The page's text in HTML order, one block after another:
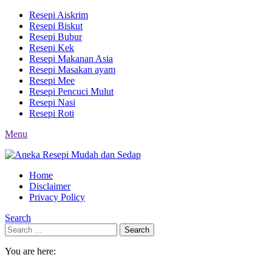
Resepi Aiskrim
Resepi Biskut
Resepi Bubur
Resepi Kek
Resepi Makanan Asia
Resepi Masakan ayam
Resepi Mee
Resepi Pencuci Mulut
Resepi Nasi
Resepi Roti
Menu
Home
Disclaimer
Privacy Policy
Search
Search
for:
Search
You are here: